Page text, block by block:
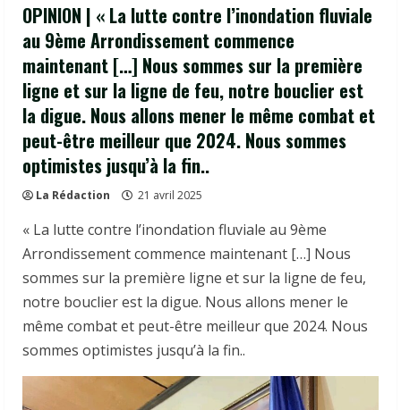
OPINION | « La lutte contre l’inondation fluviale
au 9ème Arrondissement commence
maintenant […] Nous sommes sur la première
ligne et sur la ligne de feu, notre bouclier est
la digue. Nous allons mener le même combat et
peut-être meilleur que 2024. Nous sommes
optimistes jusqu’à la fin..
La Rédaction 21 avril 2025
« La lutte contre l’inondation fluviale au 9ème
Arrondissement commence maintenant […] Nous
sommes sur la première ligne et sur la ligne de feu,
notre bouclier est la digue. Nous allons mener le
même combat et peut-être meilleur que 2024. Nous
sommes optimistes jusqu’à la fin..